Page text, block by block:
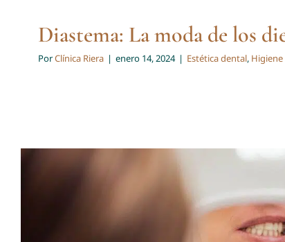
Diastema: La moda de los
PorClínica Riera | enero 14, 2024 | Estética dental,